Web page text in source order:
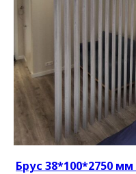
Брус 38*100*2750 мм